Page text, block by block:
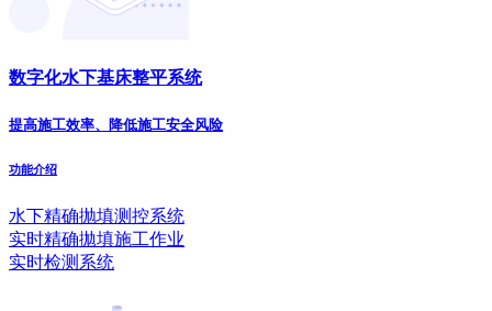
数字化水下基床整平系统
提高施工效率、降低施工安全风险
功能介绍
水下精确抛填测控系统
实时精确拋填施工作业
实时检测系统